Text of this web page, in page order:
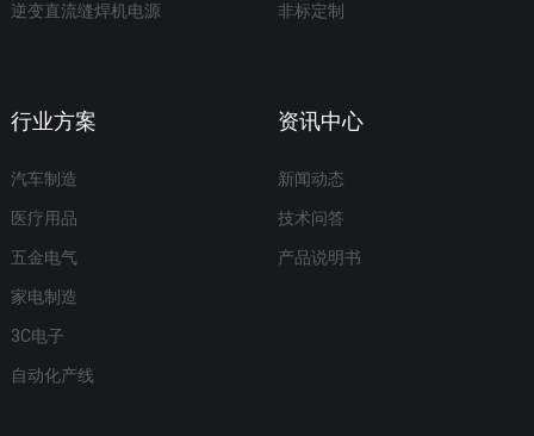
逆变直流缝焊机电源 非标定制
行业方案
汽车制造
医疗用品
五金电气
家电制造
3C电子
自动化产线
资讯中心
新闻动态
技术问答
产品说明书